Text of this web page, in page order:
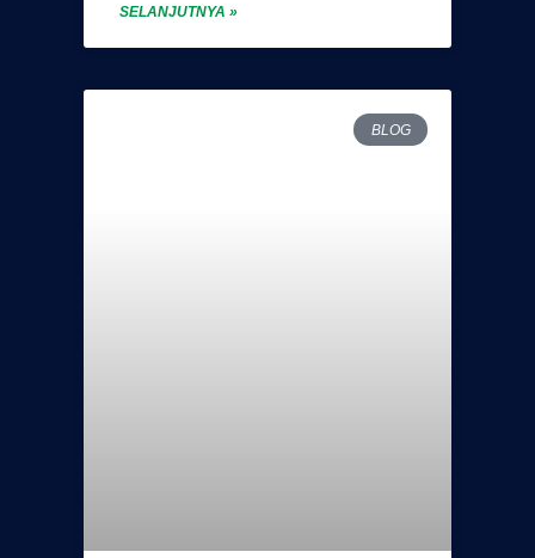
SELANJUTNYA »
BLOG